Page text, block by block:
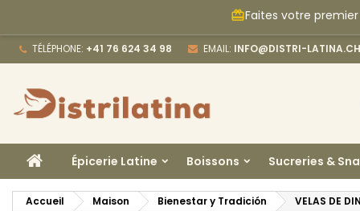
card_giftcardFaites votre
TÉLÉPHONE: +41 76 624 34 98 EMAIL: INFO@DISTRI-LATINA.CH
ACCUEILÉpicerie Latine Boissons Sucreries &
Accueil Maison Bienestar y Tradición VELAS DE